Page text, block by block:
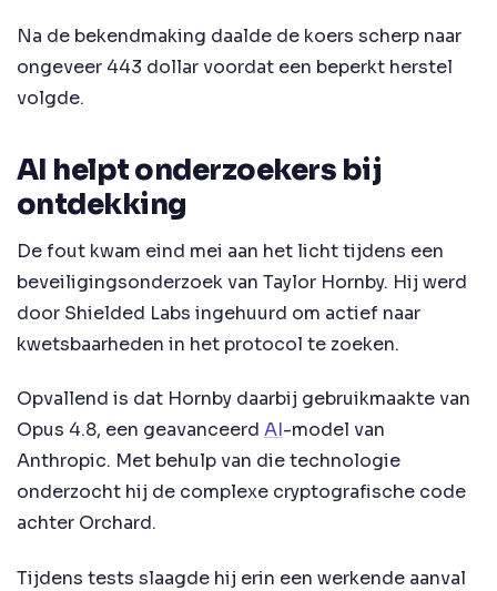
Na de bekendmaking daalde de koers scherp naar
ongeveer 443 dollar voordat een beperkt herstel
volgde.
AI helpt onderzoekers bij
ontdekking
De fout kwam eind mei aan het licht tijdens een
beveiligingsonderzoek van Taylor Hornby. Hij werd
door Shielded Labs ingehuurd om actief naar
kwetsbaarheden in het protocol te zoeken.
Opvallend is dat Hornby daarbij gebruikmaakte van
Opus 4.8, een geavanceerd AI-model van
Anthropic. Met behulp van die technologie
onderzocht hij de complexe cryptografische code
achter Orchard.
Tijdens tests slaagde hij erin een werkende aanval